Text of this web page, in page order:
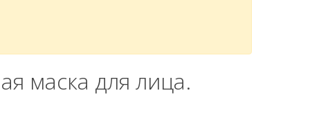
маска для лица.